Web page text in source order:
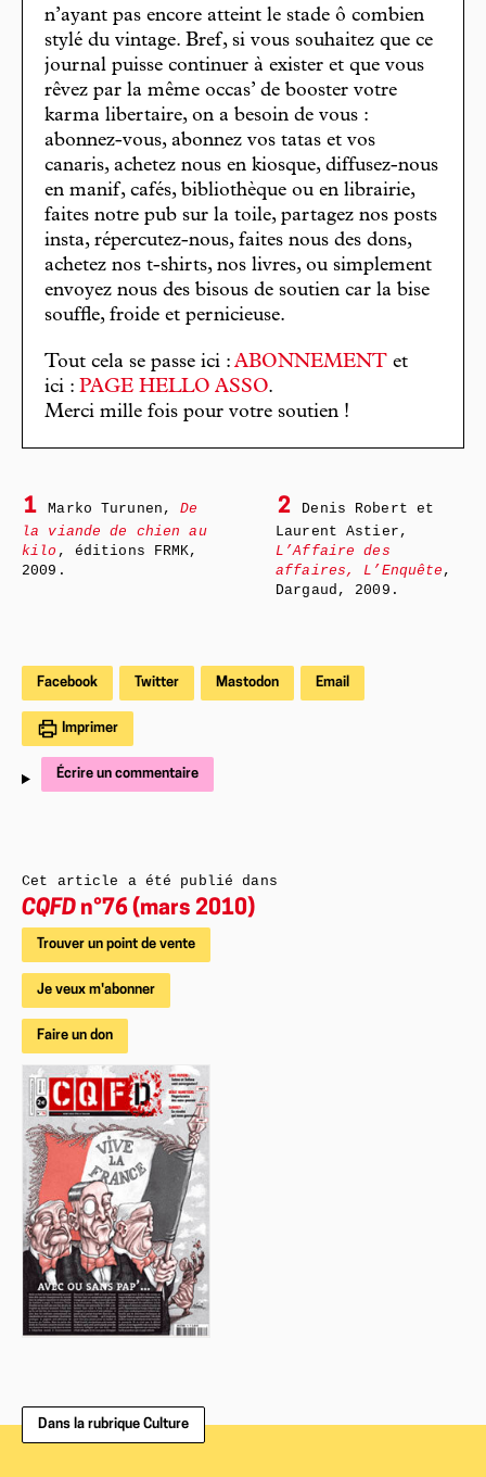
n’ayant pas encore atteint le stade ô combien
stylé du vintage. Bref, si vous souhaitez que ce
journal puisse continuer à exister et que vous
rêvez par la même occas’ de booster votre
karma libertaire, on a besoin de vous :
abonnez-vous, abonnez vos tatas et vos
canaris, achetez nous en kiosque, diffusez-nous
en manif, cafés, bibliothèque ou en librairie,
faites notre pub sur la toile, partagez nos posts
insta, répercutez-nous, faites nous des dons,
achetez nos t-shirts, nos livres, ou simplement
envoyez nous des bisous de soutien car la bise
souffle, froide et pernicieuse.
Tout cela se passe ici : ABONNEMENT et
ici : PAGE HELLO ASSO.
Merci mille fois pour votre soutien !
1 Marko Turunen,De
la viande de chien au
kilo , éditions FRMK,
2009.
2
Denis Robert et
Laurent Astier,
L’Affaire des
affaires, L’Enquête ,
Dargaud, 2009.
Facebook Twitter Mastodon Email
Imprimer
Écrire un commentaire
Cet article a été publié dans
CQFD n°76 (mars 2010)
Trouver un point de vente
Je veux m'abonner
Faire un don
Dans la rubrique Culture